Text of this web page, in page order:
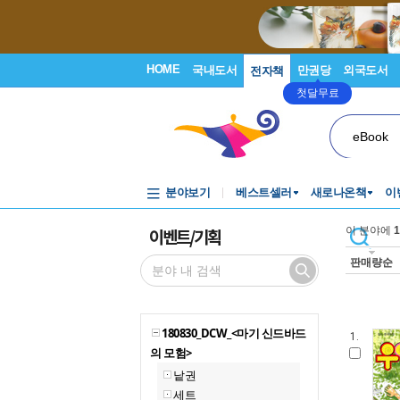
HOME 국내도서 전자책 만권당
첫달무료
외국도서
eBook
분야보기 베스트셀러 새로나온책 이
이벤트/기획
180830_DCW_<마기 신드바드
의 모험>
낱권
세트
이 분야에
판매량순
1.